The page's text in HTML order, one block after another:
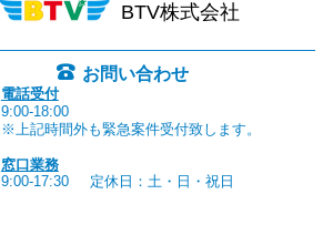
BTV株式会社
お問い合わせ
電話受付
9:00-18:00
※上記時間外も緊急案件受付致します。
窓口業務
9:00-17:30
定休日：土・日・祝日